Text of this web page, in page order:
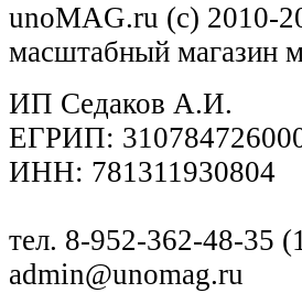
unoMAG.ru (c) 2010-
масштабный магазин
ИП Седаков А.И.
ЕГРИП:
ИНН: 781311930804
тел. 8-952-362-48-35
admin@unomag.ru